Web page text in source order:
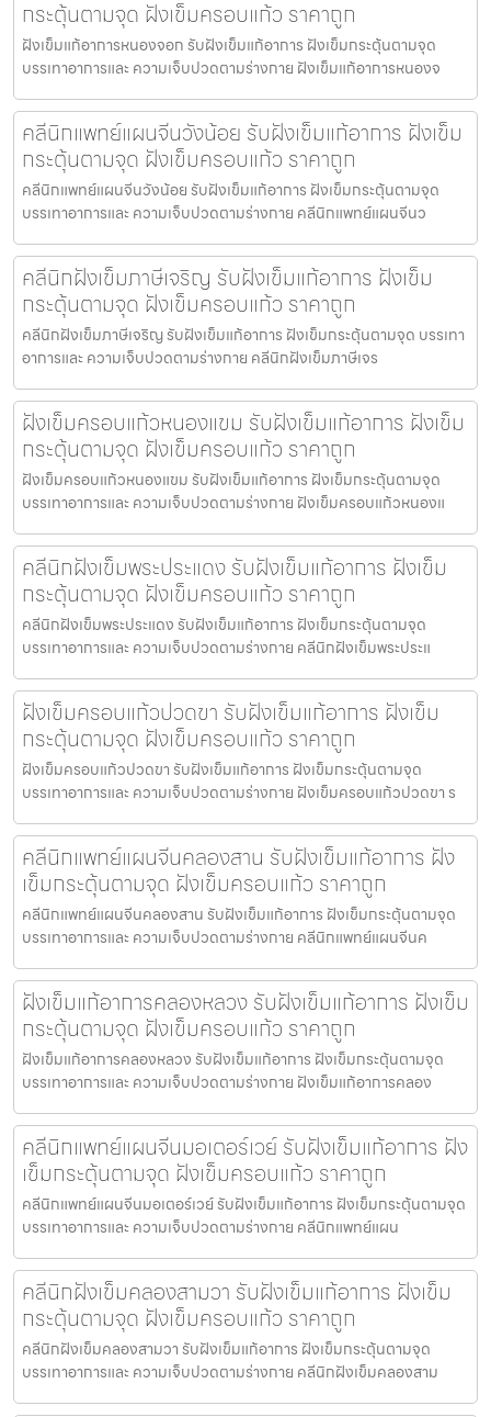
กระตุ้นตามจุด ฝังเข็มครอบแก้ว ราคาถูก
ฝังเข็มแก้อาการหนองจอก รับฝังเข็มแก้อาการ ฝังเข็มกระตุ้นตามจุด
บรรเทาอาการและ ความเจ็บปวดตามร่างกาย ฝังเข็มแก้อาการหนองจ
คลีนิกแพทย์แผนจีนวังน้อย รับฝังเข็มแก้อาการ ฝังเข็ม
กระตุ้นตามจุด ฝังเข็มครอบแก้ว ราคาถูก
คลีนิกแพทย์แผนจีนวังน้อย รับฝังเข็มแก้อาการ ฝังเข็มกระตุ้นตามจุด
บรรเทาอาการและ ความเจ็บปวดตามร่างกาย คลีนิกแพทย์แผนจีนว
คลีนิกฝังเข็มภาษีเจริญ รับฝังเข็มแก้อาการ ฝังเข็ม
กระตุ้นตามจุด ฝังเข็มครอบแก้ว ราคาถูก
คลีนิกฝังเข็มภาษีเจริญ รับฝังเข็มแก้อาการ ฝังเข็มกระตุ้นตามจุด บรรเทา
อาการและ ความเจ็บปวดตามร่างกาย คลีนิกฝังเข็มภาษีเจร
ฝังเข็มครอบแก้วหนองแขม รับฝังเข็มแก้อาการ ฝังเข็ม
กระตุ้นตามจุด ฝังเข็มครอบแก้ว ราคาถูก
ฝังเข็มครอบแก้วหนองแขม รับฝังเข็มแก้อาการ ฝังเข็มกระตุ้นตามจุด
บรรเทาอาการและ ความเจ็บปวดตามร่างกาย ฝังเข็มครอบแก้วหนองแ
คลีนิกฝังเข็มพระประแดง รับฝังเข็มแก้อาการ ฝังเข็ม
กระตุ้นตามจุด ฝังเข็มครอบแก้ว ราคาถูก
คลีนิกฝังเข็มพระประแดง รับฝังเข็มแก้อาการ ฝังเข็มกระตุ้นตามจุด
บรรเทาอาการและ ความเจ็บปวดตามร่างกาย คลีนิกฝังเข็มพระประแ
ฝังเข็มครอบแก้วปวดขา รับฝังเข็มแก้อาการ ฝังเข็ม
กระตุ้นตามจุด ฝังเข็มครอบแก้ว ราคาถูก
ฝังเข็มครอบแก้วปวดขา รับฝังเข็มแก้อาการ ฝังเข็มกระตุ้นตามจุด
บรรเทาอาการและ ความเจ็บปวดตามร่างกาย ฝังเข็มครอบแก้วปวดขา ร
คลีนิกแพทย์แผนจีนคลองสาน รับฝังเข็มแก้อาการ ฝัง
เข็มกระตุ้นตามจุด ฝังเข็มครอบแก้ว ราคาถูก
คลีนิกแพทย์แผนจีนคลองสาน รับฝังเข็มแก้อาการ ฝังเข็มกระตุ้นตามจุด
บรรเทาอาการและ ความเจ็บปวดตามร่างกาย คลีนิกแพทย์แผนจีนค
ฝังเข็มแก้อาการคลองหลวง รับฝังเข็มแก้อาการ ฝังเข็ม
กระตุ้นตามจุด ฝังเข็มครอบแก้ว ราคาถูก
ฝังเข็มแก้อาการคลองหลวง รับฝังเข็มแก้อาการ ฝังเข็มกระตุ้นตามจุด
บรรเทาอาการและ ความเจ็บปวดตามร่างกาย ฝังเข็มแก้อาการคลอง
คลีนิกแพทย์แผนจีนมอเตอร์เวย์ รับฝังเข็มแก้อาการ ฝัง
เข็มกระตุ้นตามจุด ฝังเข็มครอบแก้ว ราคาถูก
คลีนิกแพทย์แผนจีนมอเตอร์เวย์ รับฝังเข็มแก้อาการ ฝังเข็มกระตุ้นตามจุด
บรรเทาอาการและ ความเจ็บปวดตามร่างกาย คลีนิกแพทย์แผน
คลีนิกฝังเข็มคลองสามวา รับฝังเข็มแก้อาการ ฝังเข็ม
กระตุ้นตามจุด ฝังเข็มครอบแก้ว ราคาถูก
คลีนิกฝังเข็มคลองสามวา รับฝังเข็มแก้อาการ ฝังเข็มกระตุ้นตามจุด
บรรเทาอาการและ ความเจ็บปวดตามร่างกาย คลีนิกฝังเข็มคลองสาม